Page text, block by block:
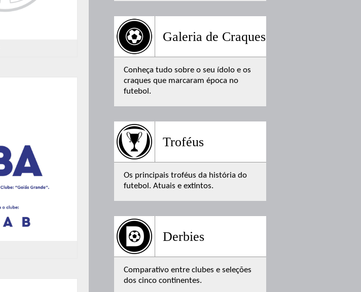
Galeria de Craques
Conheça tudo sobre o seu ídolo e os
craques que marcaram época no
futebol.
Troféus
Os principais troféus da história do
futebol. Atuais e extintos.
Derbies
Comparativo entre clubes e seleções
dos cinco continentes.